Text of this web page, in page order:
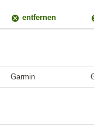
entfernen
Garmin